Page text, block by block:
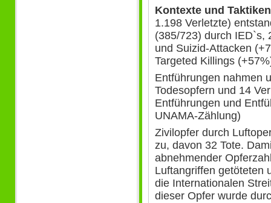
Kontexte und Taktiken
1.198 Verletzte)
(385/723) durch IED`s,
und Suizid-Attacken
Targeted Killings
Entführungen nahmen
Todesopfern und 14
Entführungen und
UNAMA-Zählung)
Zivilopfer durch
zu, davon 32 Tote.
abnehmender
Luftangriffen getöteten
die Internationalen
dieser Opfer wurde